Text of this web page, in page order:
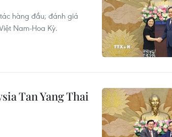
hàng đầu; đánh giá
Nam-Hoa Kỳ.
Tan Yang Thai